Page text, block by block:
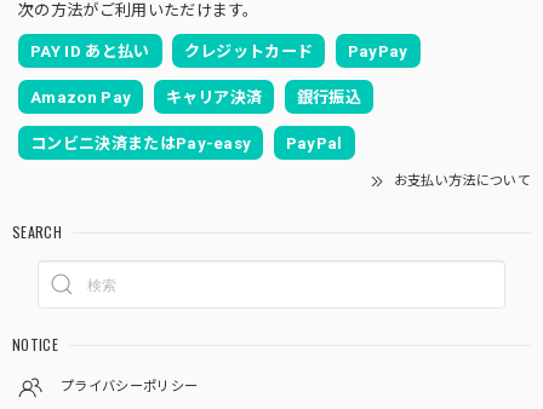
次の方法がご利用いただけます。
PAY ID あと払い クレジットカード PayPay
Amazon Pay キャリア決済 銀行振込
コンビニ決済またはPay-easy PayPal
お支払い方法について
SEARCH
NOTICE
プライバシーポリシー